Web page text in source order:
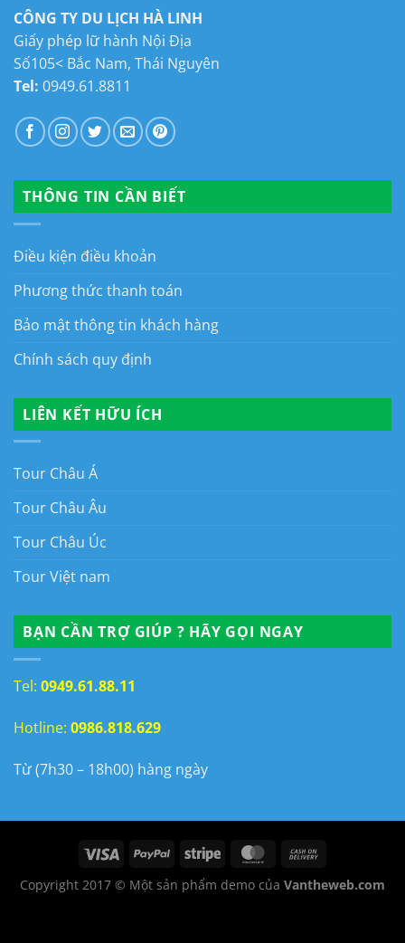
CÔNG TY DU LỊCH HÀ LINH
Giấy phép lữ hành Nội Địa
Số105< Bắc Nam, Thái Nguyên
Tel: 0949.61.8811
THÔNG TIN CẦN BIẾT
Điều kiện điều khoản
Phương thức thanh toán
Bảo mật thông tin khách hàng
Chính sách quy định
LIÊN KẾT HỮU ÍCH
Tour Châu Á
Tour Châu Âu
Tour Châu Úc
Tour Việt nam
BẠN CẦN TRỢ GIÚP ? HÃY GỌI NGAY
Tel: 0949.61.88.11
Hotline: 0986.818.629
Từ (7h30 – 18h00) hàng ngày
Copyright 2017 © Một sản phẩm demo của Vantheweb.com